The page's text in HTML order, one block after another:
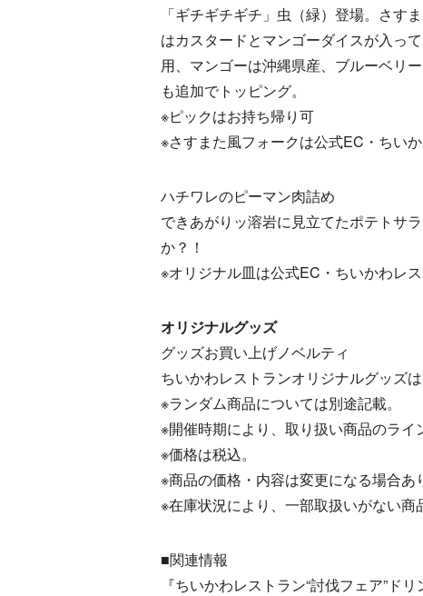
「ギチギチギチ」虫（緑）登場。さす
はカスタードとマンゴーダイスが入っ
用、マンゴーは沖縄県産、ブルーベリ
も追加でトッピング。
※ピックはお持ち帰り可
※さすまた風フォークは公式EC・ちい
ハチワレのピーマン肉詰め
できあがりッ溶岩に見立てたポテトサ
か？！
※オリジナル皿は公式EC・ちいかわレ
オリジナルグッズ
グッズお買い上げノベルティ
ちいかわレストランオリジナルグッズ
※ランダム商品については別途記載。
※開催時期により、取り扱い商品のライ
※価格は税込。
※商品の価格・内容は変更になる場合あ
※在庫状況により、一部取扱いがない商
■関連情報
『ちいかわレストラン“討伐フェア”ド